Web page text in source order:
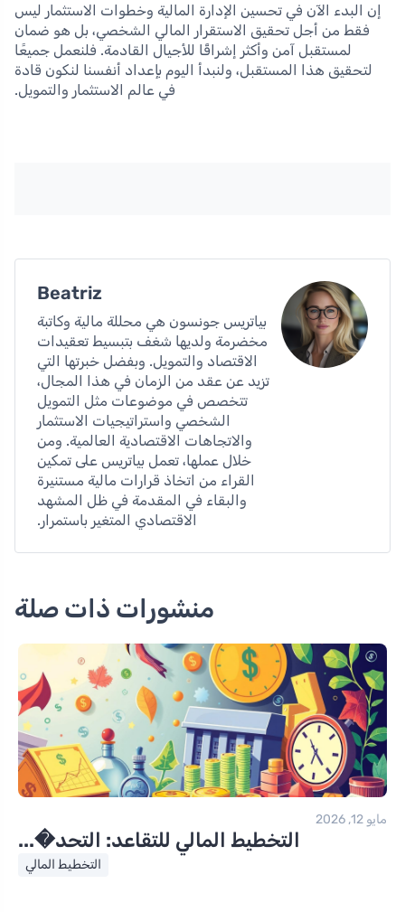
إن البدء الآن في تحسين الإدارة المالية وخطوات الاستثمار ليس
فقط من أجل تحقيق الاستقرار المالي الشخصي، بل هو ضمان
لمستقبل آمن وأكثر إشراقًا للأجيال القادمة. فلنعمل جميعًا
لتحقيق هذا المستقبل، ولنبدأ اليوم بإعداد أنفسنا لنكون قادة
في عالم الاستثمار والتمويل.
Beatriz
بياتريس جونسون هي محللة مالية وكاتبة
مخضرمة ولديها شغف بتبسيط تعقيدات
الاقتصاد والتمويل. وبفضل خبرتها التي
تزيد عن عقد من الزمان في هذا المجال،
تتخصص في موضوعات مثل التمويل
الشخصي واستراتيجيات الاستثمار
والاتجاهات الاقتصادية العالمية. ومن
خلال عملها، تعمل بياتريس على تمكين
القراء من اتخاذ قرارات مالية مستنيرة
والبقاء في المقدمة في ظل المشهد
الاقتصادي المتغير باستمرار.
منشورات ذات صلة
مايو 12, 2026
التخطيط المالي للتقاعد: التحد�...
التخطيط المالي